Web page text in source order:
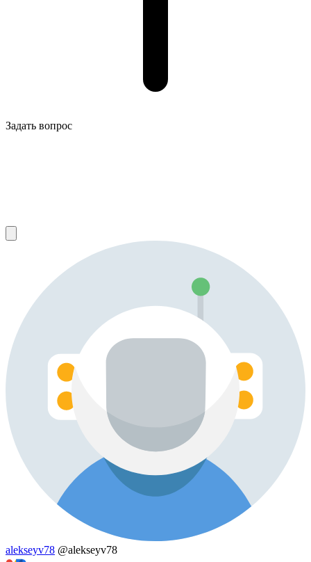
Задать вопрос
alekseyv78 @alekseyv78